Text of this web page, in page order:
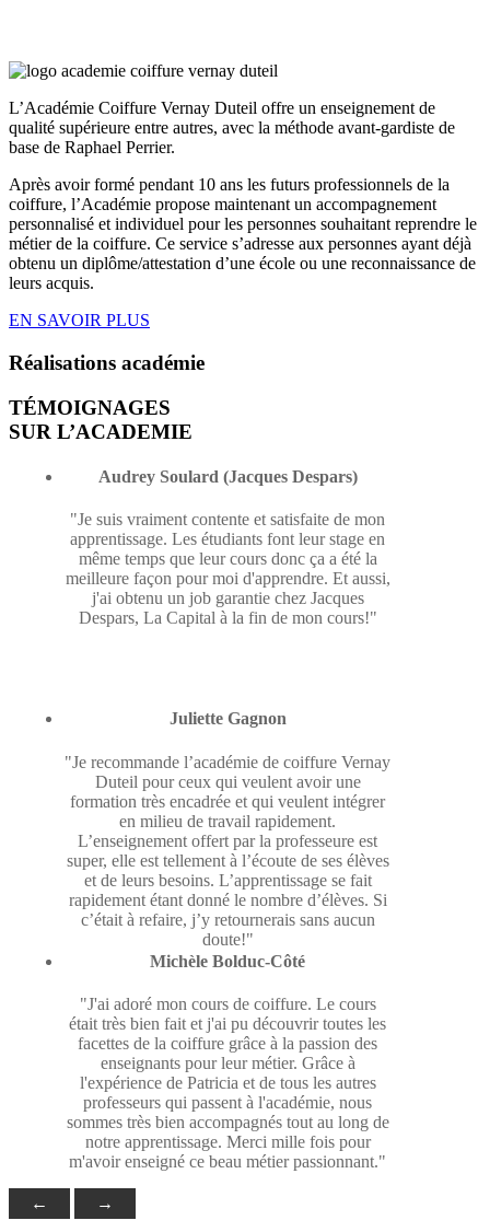
L’Académie Coiffure Vernay Duteil offre un enseignement de
qualité supérieure entre autres, avec la méthode avant-gardiste de
base de Raphael Perrier.
Après avoir formé pendant 10 ans les futurs professionnels de la
coiffure, l’Académie propose maintenant un accompagnement
personnalisé et individuel pour les personnes souhaitant reprendre le
métier de la coiffure. Ce service s’adresse aux personnes ayant déjà
obtenu un diplôme/attestation d’une école ou une reconnaissance de
leurs acquis.
EN SAVOIR PLUS
Réalisations académie
TÉMOIGNAGES
SUR L’ACADEMIE
Audrey Soulard (Jacques Despars)
"Je suis vraiment contente et satisfaite de mon
apprentissage. Les étudiants font leur stage en
même temps que leur cours donc ça a été la
meilleure façon pour moi d'apprendre. Et aussi,
j'ai obtenu un job garantie chez Jacques
Despars, La Capital à la fin de mon cours!"
Juliette Gagnon
"Je recommande l’académie de coiffure Vernay
Duteil pour ceux qui veulent avoir une
formation très encadrée et qui veulent intégrer
en milieu de travail rapidement.
L’enseignement offert par la professeure est
super, elle est tellement à l’écoute de ses élèves
et de leurs besoins. L’apprentissage se fait
rapidement étant donné le nombre d’élèves. Si
c’était à refaire, j’y retournerais sans aucun
doute!"
Michèle Bolduc-Côté
"J'ai adoré mon cours de coiffure. Le cours
était très bien fait et j'ai pu découvrir toutes les
facettes de la coiffure grâce à la passion des
enseignants pour leur métier. Grâce à
l'expérience de Patricia et de tous les autres
professeurs qui passent à l'académie, nous
sommes très bien accompagnés tout au long de
notre apprentissage. Merci mille fois pour
m'avoir enseigné ce beau métier passionnant."
← →